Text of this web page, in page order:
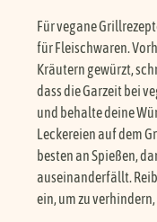
Für vegane
für Fleischwaren.
Kräutern gewürzt,
dass die Garzeit bei
und behalte deine
Leckereien auf dem
besten an Spießen,
auseinanderfällt.
ein, um zu